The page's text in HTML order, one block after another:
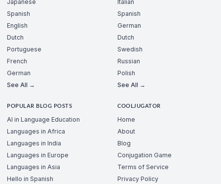
Japanese
Spanish
English
Dutch
Portuguese
French
German
See All →
Italian
Spanish
German
Dutch
Swedish
Russian
Polish
See All →
POPULAR BLOG POSTS
AI in Language Education
Languages in Africa
Languages in India
Languages in Europe
Languages in Asia
Hello in Spanish
COOLJUGATOR
Home
About
Blog
Conjugation Game
Terms of Service
Privacy Policy